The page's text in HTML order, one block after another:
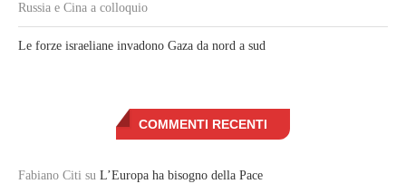
Russia e Cina a colloquio
Le forze israeliane invadono Gaza da nord a sud
COMMENTI RECENTI
Fabiano Citi su L’Europa ha bisogno della Pace